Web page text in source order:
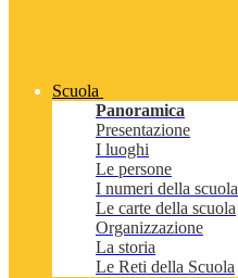
Scuola
Panoramica
Presentazione
I luoghi
Le persone
I numeri della scuola
Le carte della scuola
Organizzazione
La storia
Le Reti della Scuola